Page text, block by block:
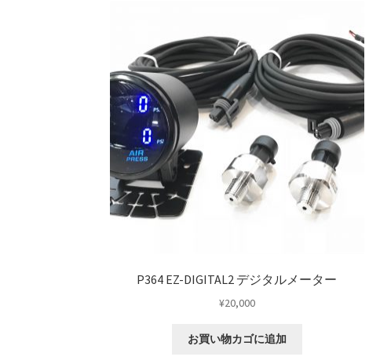
P364 EZ-DIGITAL2 デジタルメーター
¥20,000
お買い物カゴに追加